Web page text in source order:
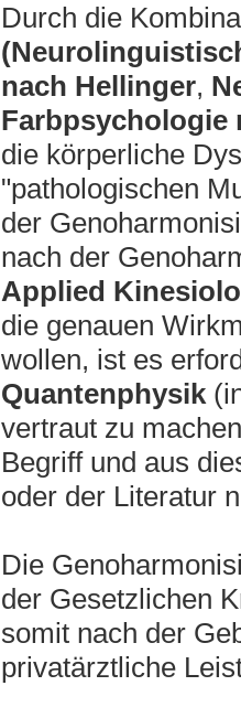
Durch die
nach Hellinger,
Farbpsychologie
die körperliche
"pathologischen
der
nach der
Applied
die genauen
wollen, ist es
Quantenphysik
vertraut zu
Begriff und aus
oder der Literatur
Die
der Gesetzlichen
somit nach der
privatärztliche